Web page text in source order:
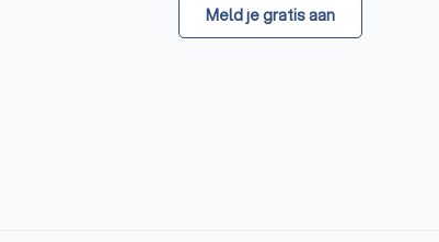
Meld je gratis aan